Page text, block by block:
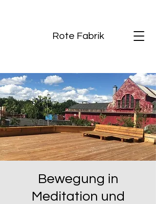
Rote Fabrik
Bewegung in
Meditation und